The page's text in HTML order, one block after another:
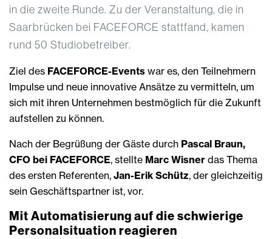
in die zweite Runde. Zu der Veranstaltung, die in
Saarbrücken bei FACEFORCE stattfand, kamen
rund 50 Studiobetreiber.
Ziel des FACEFORCE-Events war es, den Teilnehmern
Impulse und neue innovative Ansätze zu vermitteln, um
sich mit ihren Unternehmen bestmöglich für die Zukunft
aufstellen zu können.
Nach der Begrüßung der Gäste durch Pascal Braun,
CFO bei FACEFORCE, stellte Marc Wisner das Thema
des ersten Referenten, Jan-Erik Schütz, der gleichzeitig
sein Geschäftspartner ist, vor.
Mit Automatisierung auf die schwierige
Personalsituation reagieren